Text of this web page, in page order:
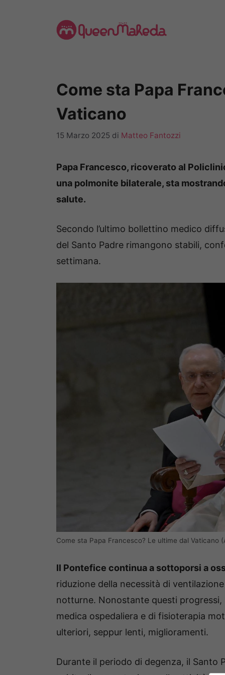
Come sta Papa
Vaticano
15 Marzo 2025 di Matteo Fantozzi
Papa Francesco, ricoverato al
una polmonite bilaterale, sta
salute.
Secondo l’ultimo bollettino medico
del Santo Padre rimangono stabili,
settimana.
Come sta Papa Francesco? Le ultime dal Vaticano
Il Pontefice continua a sottoporsi a
riduzione della necessità di
notturne. Nonostante questi
medica ospedaliera e di fisioterapia
ulteriori, seppur lenti, miglioramenti.
Durante il periodo di degenza, il Santo